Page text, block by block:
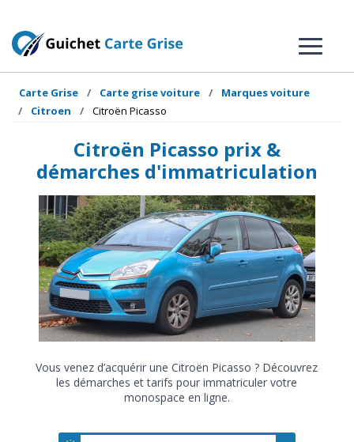
Carte Grise Carte grise voiture
Marques voiture
Citroen
Citroën Picasso
Citroën Picasso prix &
démarches d'immatriculation
Vous venez d’acquérir une Citroën Picasso ? Découvrez
les démarches et tarifs pour immatriculer votre
monospace en ligne.